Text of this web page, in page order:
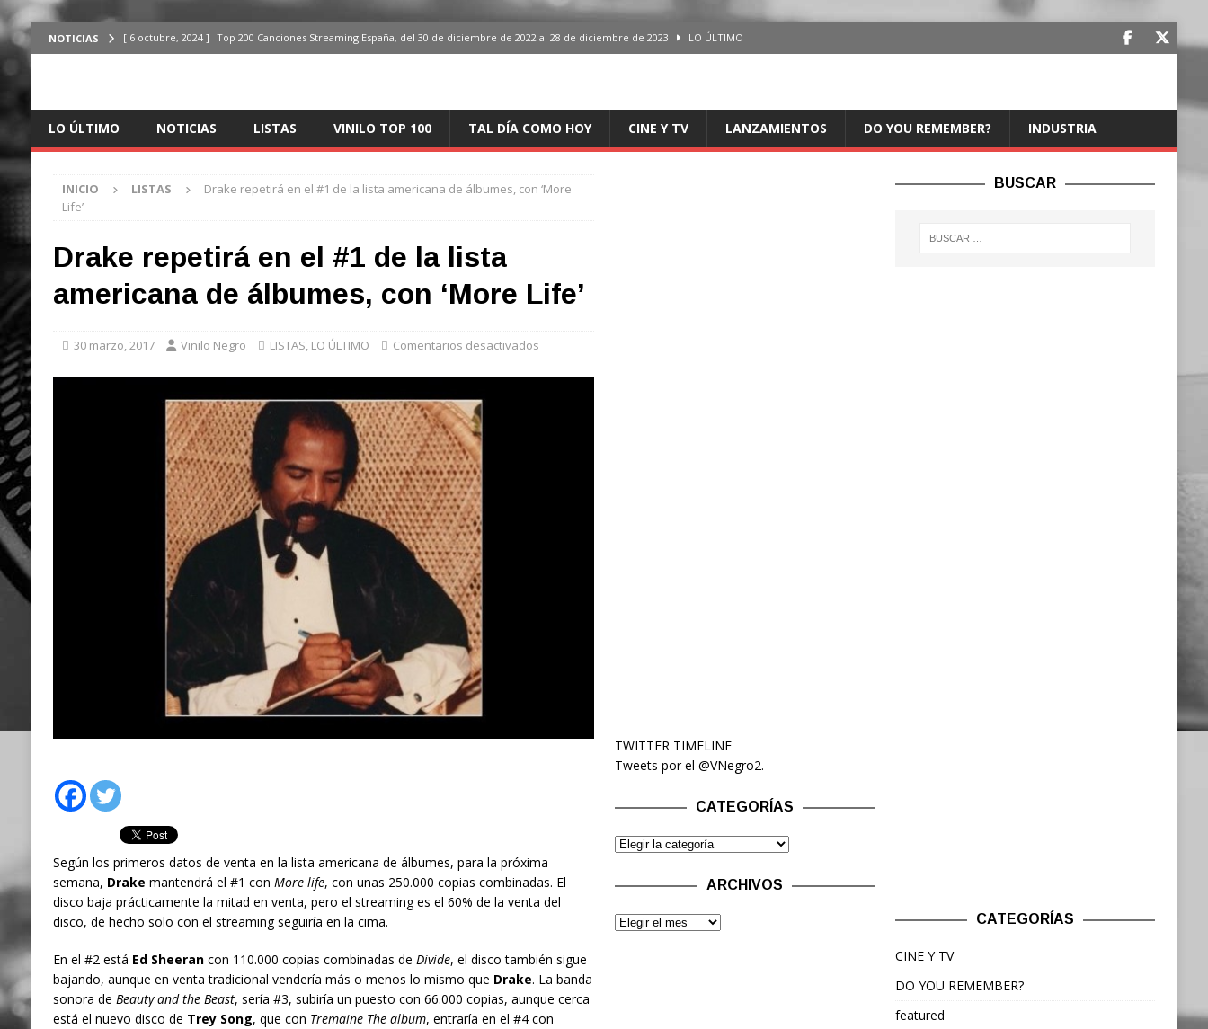
NOTICIAS [ 6 octubre, 2024 ] Top 200 Canciones Streaming España, del 30 de diciembre de 2022 al 28 de diciembre de 2023 LO ÚLTIMO
ÚLTIMO
ÚLTIMO
LO ÚLTIMO NOTICIAS LISTAS VINILO TOP 100 TAL DÍA COMO HOY CINE Y TV LANZAMIENTOS DO YOU REMEMBER? INDUSTRIA
INICIO LISTAS
Drake repetirá en el #1 de la lista americana de álbumes, con ‘More
Life’
Drake repetirá en el #1 de la lista
americana de álbumes, con ‘More Life’
30 marzo, 2017 Vinilo Negro LISTAS, LO ÚLTIMO Comentarios desactivados
Según los primeros datos de venta en la lista americana de álbumes, para la próxima
semana, Drake mantendrá el #1 con More life, con unas 250.000 copias combinadas. El
disco baja prácticamente la mitad en venta, pero el streaming es el 60% de la venta del
disco, de hecho solo con el streaming seguiría en la cima.
En el #2 está Ed Sheerancon 110.000 copias combinadas de Divide, el disco también sigue
bajando, aunque en venta tradicional vendería más o menos lo mismo que Drake. La banda
sonora de Beauty and the Beast, sería #3, subiría un puesto con 66.000 copias, aunque cerca
está el nuevo disco de Trey Song, que con Tremaine The album, entraría en el #4 con
TWITTER TIMELINE
Tweets por el @VNegro2.
CATEGORÍAS
ARCHIVOS
BUSCAR
CATEGORÍAS
CINE Y TV
DO YOU REMEMBER?
featured